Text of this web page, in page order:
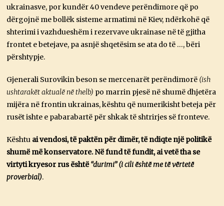
ukrainasve, por kundër 40 vendeve perëndimore që po
dërgojnë me bollëk sisteme armatimi në Kiev, ndërkohë që
shterimi i vazhdueshëm i rezervave ukrainase në të gjitha
frontet e betejave, pa asnjë shqetësim se ata do të …, bëri
përshtypje.
Gjenerali Surovikin beson se mercenarët perëndimorë (ish
ushtarakët aktualë në thelb) po marrin pjesë në shumë dhjetëra
mijëra në frontin ukrainas, kështu që numerikisht beteja për
rusët ishte e pabarabartë për shkak të shtrirjes së fronteve.
Kështu ai vendosi, të paktën për dimër, të ndiqte një politikë
shumë më konservatore. Në fund të fundit, ai vetë tha se
virtyti kryesor rus është“durimi”(i cili është me të vërtetë
proverbial).